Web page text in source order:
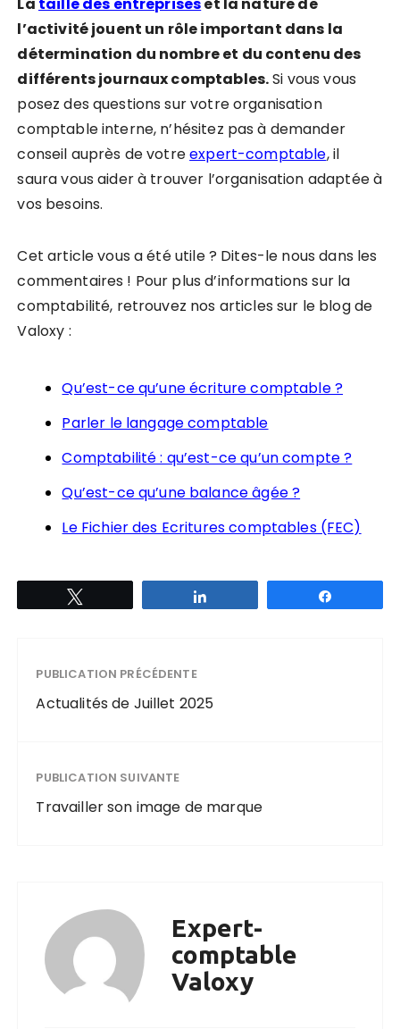
La taille des entrepriseset la nature de
l’activité jouent un rôle important dans la
détermination du nombre et du contenu des
différents journaux comptables.Si vous vous
posez des questions sur votre organisation
comptable interne, n’hésitez pas à demander
conseil auprès de votreexpert-comptable, il
saura vous aider à trouver l’organisation adaptée à
vos besoins.
Cet article vous a été utile ? Dites-le nous dans les
commentaires ! Pour plus d’informations sur la
comptabilité, retrouvez nos articles sur le blog de
Valoxy :
Qu’est-ce qu’une écriture comptable ?
Parler le langage comptable
Comptabilité : qu’est-ce qu’un compte ?
Qu’est-ce qu’une balance âgée ?
Le Fichier des Ecritures comptables (FEC)
PUBLICATION PRÉCÉDENTE
Actualités de Juillet 2025
PUBLICATION SUIVANTE
Travailler son image de marque
Expert-
comptable
Valoxy